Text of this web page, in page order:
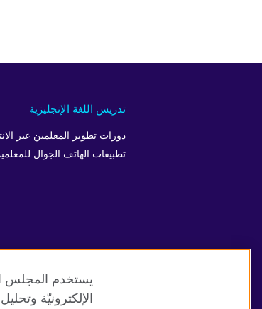
تدريس اللغة الإنجليزية
دورات تطوير المعلمين عبر
تطبيقات الهاتف الجوال
يستخدم المجلس
الإلكترونيّة